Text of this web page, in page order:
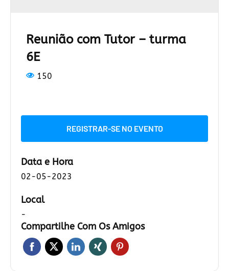
Reunião com Tutor – turma
6E
150
REGISTRAR-SE NO EVENTO
Data e Hora
02-05-2023
Local
-
Compartilhe Com Os Amigos